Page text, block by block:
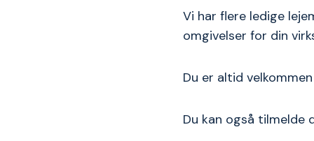
Vi har flere ledige
omgivelser for din
Du er altid
Du kan også tilmelde